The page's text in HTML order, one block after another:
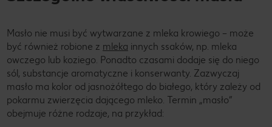
Masło nie musi być wytwarzane z mleka krowiego – może
być również robione z mleka innych ssaków, np. mleka
owczego lub koziego. Ponadto czasami dodaje się do niego
sól, substancje aromatyczne i konserwanty. Zazwyczaj
masło ma kolor od jasnożółtego do białego, który zależy od
pokarmu zwierzęcia dającego mleko. Termin „masło”
obejmuje różne rodzaje, na przykład: